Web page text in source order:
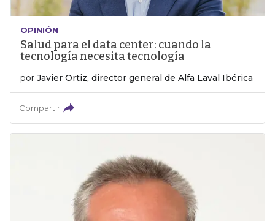
OPINIÓN
Salud para el data center: cuando la
tecnología necesita tecnología
por Javier Ortiz, director general de Alfa Laval Ibérica
Compartir